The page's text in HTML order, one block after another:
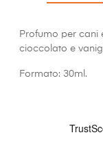
Profumo per cani
cioccolato e
Formato: 30ml.